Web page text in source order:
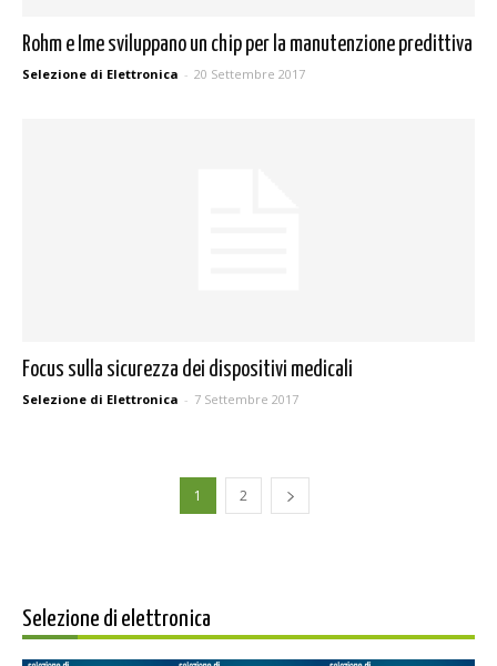
Rohm e Ime sviluppano un chip per la manutenzione predittiva
Selezione di Elettronica - 20 Settembre 2017
Focus sulla sicurezza dei dispositivi medicali
Selezione di Elettronica - 7 Settembre 2017
1 2
Selezione di elettronica